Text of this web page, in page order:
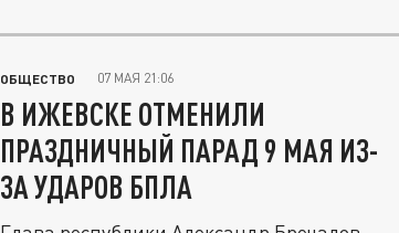
ОБЩЕСТВО 07 МАЯ 21:06
В ИЖЕВСКЕ ОТМЕНИЛИ
ПРАЗДНИЧНЫЙ ПАРАД 9 МАЯ ИЗ-
ЗА УДАРОВ БПЛА